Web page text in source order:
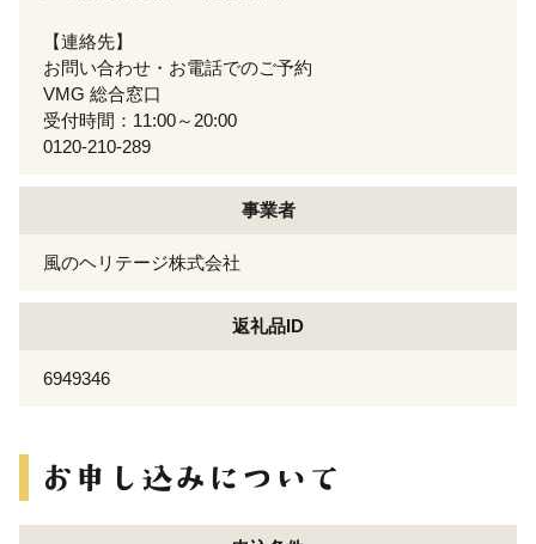
【連絡先】
お問い合わせ・お電話でのご予約
VMG 総合窓口
受付時間：11:00～20:00
0120-210-289
事業者
風のヘリテージ株式会社
返礼品ID
6949346